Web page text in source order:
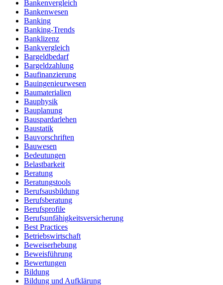
Bankenvergleich
Bankenwesen
Banking
Banking-Trends
Banklizenz
Bankvergleich
Bargeldbedarf
Bargeldzahlung
Baufinanzierung
Bauingenieurwesen
Baumaterialien
Bauphysik
Bauplanung
Bauspardarlehen
Baustatik
Bauvorschriften
Bauwesen
Bedeutungen
Belastbarkeit
Beratung
Beratungstools
Berufsausbildung
Berufsberatung
Berufsprofile
Berufsunfähigkeitsversicherung
Best Practices
Betriebswirtschaft
Beweiserhebung
Beweisführung
Bewertungen
Bildung
Bildung und Aufklärung